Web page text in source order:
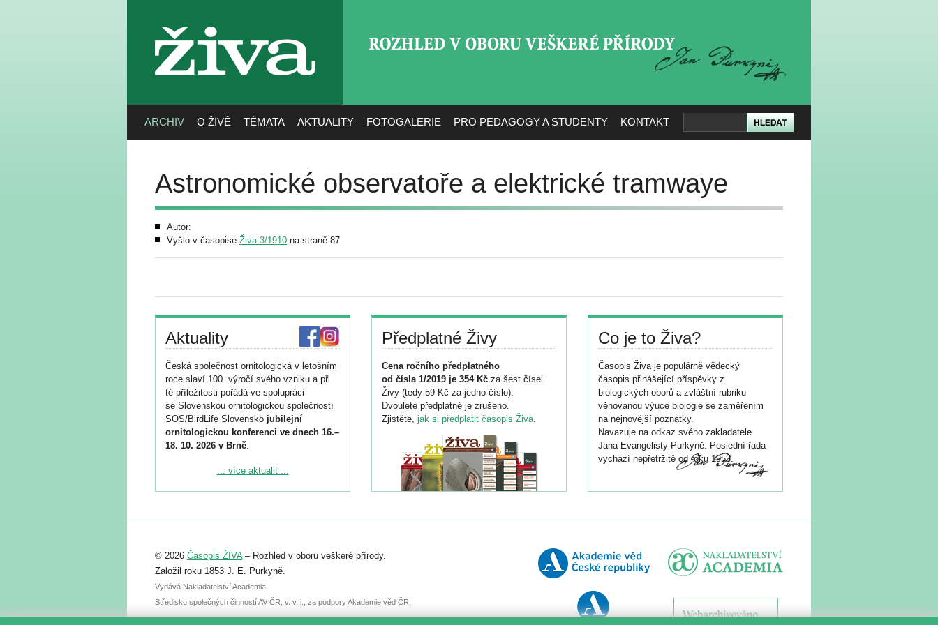
živa
ARCHIV O ŽIVĚ TÉMATA AKTUALITY FOTOGALERIE PRO PEDAGOGY A STUDENTY KONTAKT
Astronomické observatoře a elektrické tramwaye
Autor:
Vyšlo v časopise Živa 3/1910 na straně 87
Aktuality
Česká společnost ornitologická v letošním
roce slaví 100. výročí svého vzniku a při
té příležitosti pořádá ve spolupráci
se Slovenskou ornitologickou společností
SOS/BirdLife Slovensko jubilejní
ornitologickou konferenci ve dnech 16.–
18. 10. 2026 v Brně.
Podrobnější informace ke konferenci
Registrovat se můžete do 6. září.
abstraktu přihlášené přednášky nebo
posteru je už 30. června.
... více aktualit ...
Předplatné Živy
Cena ročního předplatného
od čísla 1/2019 je 354 Kč za šest čísel
Živy (tedy 59 Kč za jedno číslo).
Dvouleté předplatné je zrušeno.
Zjistěte, jak si předplatit časopis Živa.
Co je to Živa?
Časopis Živa je populárně vědecký
časopis přinášející příspěvky z
biologických oborů a zvláštní rubriku
věnovanou výuce biologie se zaměřením
na nejnovější poznatky.
Navazuje na odkaz svého zakladatele
Jana Evangelisty Purkyně. Poslední řada
vychází nepřetržitě od roku 1953.
© 2026 Časopis ŽIVA– Rozhled v oboru veškeré přírody.
Založil roku 1853 J. E. Purkyně.
Vydává Nakladatelství Academia,
Středisko společných činností AV ČR, v. v. i., za podpory Akademie věd ČR.